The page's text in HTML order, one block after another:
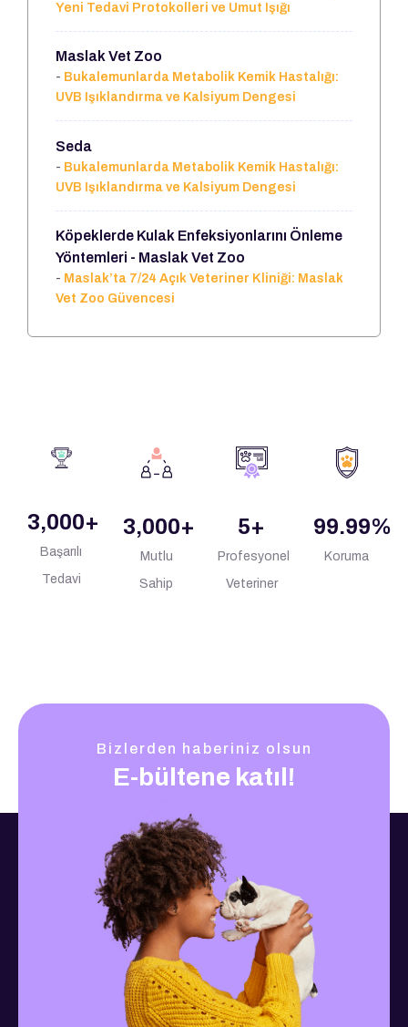
Yeni Tedavi Protokolleri ve Umut Işığı
Maslak Vet Zoo
- Bukalemunlarda Metabolik Kemik Hastalığı:
UVB Işıklandırma ve Kalsiyum Dengesi
Seda
- Bukalemunlarda Metabolik Kemik Hastalığı:
UVB Işıklandırma ve Kalsiyum Dengesi
Köpeklerde Kulak Enfeksiyonlarını Önleme
Yöntemleri - Maslak Vet Zoo
- Maslak’ta 7/24 Açık Veteriner Kliniği: Maslak
Vet Zoo Güvencesi
3,000+
Başarılı
Tedavi
3,000+
Mutlu
Sahip
5+
Profesyonel
Veteriner
99.99%
Koruma
Bizlerden haberiniz olsun
E-bültene katıl!